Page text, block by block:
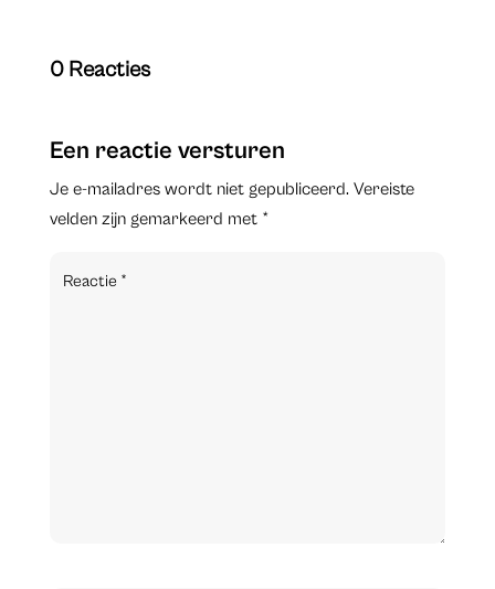
0 Reacties
Een reactie versturen
Je e-mailadres wordt niet gepubliceerd. Vereiste
velden zijn gemarkeerd met *